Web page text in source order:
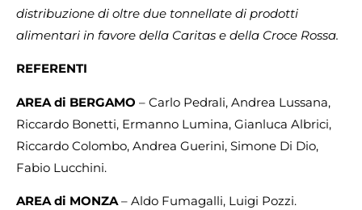
distribuzione di oltre due tonnellate di prodotti
alimentari in favore della Caritas e della Croce Rossa.
REFERENTI
AREA di BERGAMO – Carlo Pedrali, Andrea Lussana,
Riccardo Bonetti, Ermanno Lumina, Gianluca Albrici,
Riccardo Colombo, Andrea Guerini, Simone Di Dio,
Fabio Lucchini.
AREA di MONZA– Aldo Fumagalli, Luigi Pozzi.